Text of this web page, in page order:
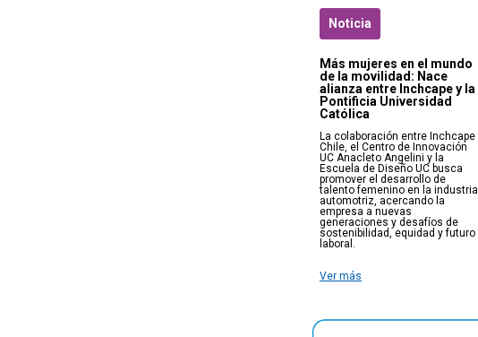
Noticia
Más mujeres en el mundo
de la movilidad: Nace
alianza entre Inchcape y la
Pontificia Universidad
Católica
La colaboración entre Inchcape
Chile, el Centro de Innovación
UC Anacleto Angelini y la
Escuela de Diseño UC busca
promover el desarrollo de
talento femenino en la industria
automotriz, acercando la
empresa a nuevas
generaciones y desafíos de
sostenibilidad, equidad y futuro
laboral.
Ver más